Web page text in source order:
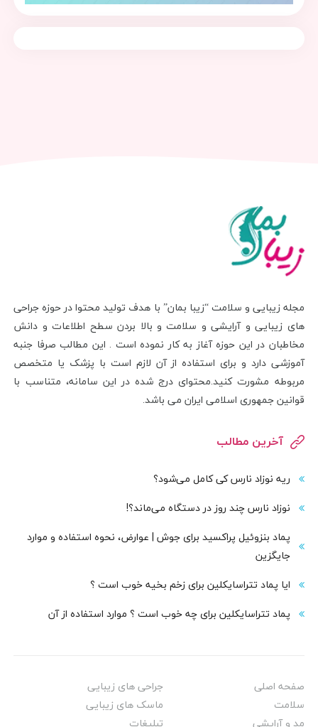
مجله زیبایی و سلامت “زیبا بمان” با هدف تولید محتوا در حوزه جراحی
های زیبایی و آرایشی و سلامت و بالا بردن سطح اطلاعات و دانش
مخاطبان در این حوزه آغاز به کار نموده است . این مطالب صرفا جنبه
آموزشی دارد و برای استفاده از آن لازم است با پزشک یا متخصص
مربوطه مشورت کنید.محتوای درج شده در این سامانه، متناسب با
قوانین جمهوری اسلامی ایران می باشد.
آخرین مطالب
ریه نوزاد نارس کی کامل می‌شود؟
نوزاد نارس چند روز در دستگاه می‌ماند؟!
پماد بنزوئیل پراکسید برای جوش | عوارض، نحوه استفاده و موارد
جایگزین
ایا پماد تتراسایکلین برای زخم بخیه خوب است ؟
پماد تتراسایکلین برای چه خوب است ؟ موارد استفاده از آن
صفحه اصلی
جراحی های زیبایی
سلامت
ماسک های زیبایی
مد و آرایشی
تبلیغات